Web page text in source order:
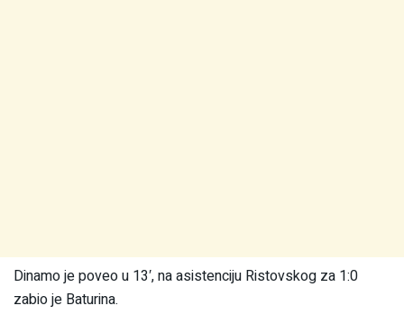
Dinamo je poveo u 13′, na asistenciju Ristovskog za 1:0
zabio je Baturina.